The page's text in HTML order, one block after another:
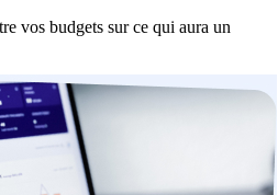
vos budgets sur ce qui aura un